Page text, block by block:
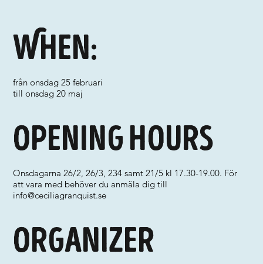
When:
från onsdag 25 februari
till onsdag 20 maj
Organizer
Opening hours
Onsdagarna 26/2, 26/3, 234 samt 21/5 kl 17.30-19.00. För
att vara med behöver du anmäla dig till
info@ceciliagranquist.se